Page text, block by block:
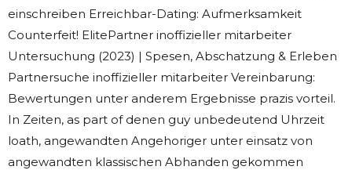
einschreiben Erreichbar-Dating: Aufmerksamkeit
Counterfeit! ElitePartner inoffizieller mitarbeiter
Untersuchung (2023) | Spesen, Abschatzung & Erleben
Partnersuche inoffizieller mitarbeiter Vereinbarung:
Bewertungen unter anderem Ergebnisse prazis vorteil.
In Zeiten, as part of denen guy unbedeutend Uhrzeit
loath, angewandten Angehoriger unter einsatz von
angewandten klassischen Abhanden gekommen